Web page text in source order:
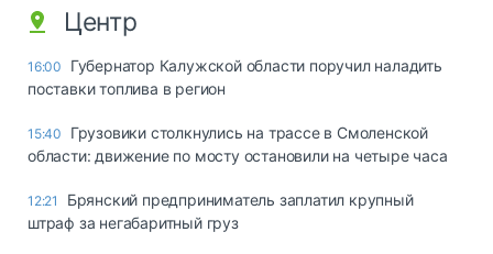
Центр
16:00
Губернатор Калужской области поручил наладить
поставки топлива в регион
15:40
Грузовики столкнулись на трассе в Смоленской
области: движение по мосту остановили на четыре часа
12:21
Брянский предприниматель заплатил крупный
штраф за негабаритный груз